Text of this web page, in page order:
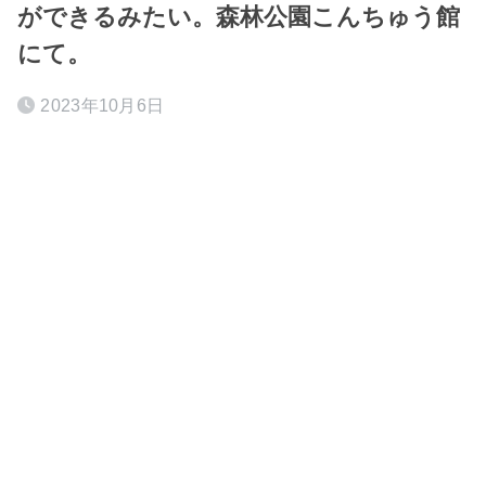
ができるみたい。森林公園こんちゅう館
にて。
2023年10月6日